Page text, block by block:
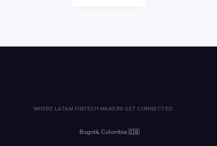
WHERE LATAM FINTECH MAKERS GET CONNECTED.
Bogotá, Colombia 🇨🇴